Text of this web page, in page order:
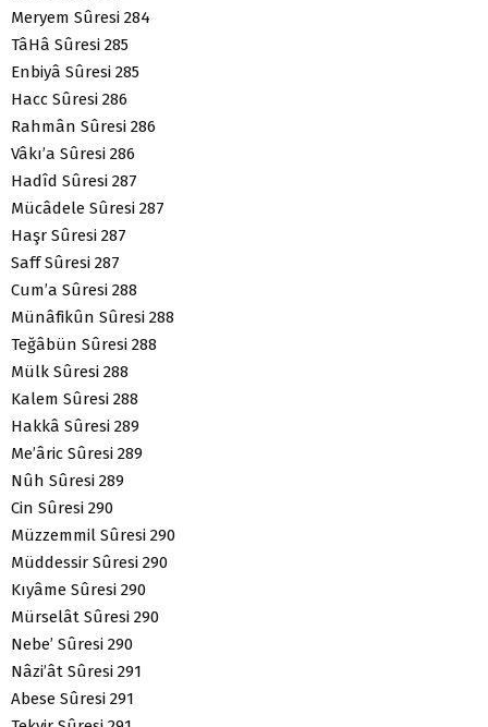
Meryem Sûresi 284
TâHâ Sûresi 285
Enbiyâ Sûresi 285
Hacc Sûresi 286
Rahmân Sûresi 286
Vâkı’a Sûresi 286
Hadîd Sûresi 287
Mücâdele Sûresi 287
Haşr Sûresi 287
Saff Sûresi 287
Cum’a Sûresi 288
Münâfikûn Sûresi 288
Teğâbün Sûresi 288
Mülk Sûresi 288
Kalem Sûresi 288
Hakkâ Sûresi 289
Me’âric Sûresi 289
Nûh Sûresi 289
Cin Sûresi 290
Müzzemmil Sûresi 290
Müddessir Sûresi 290
Kıyâme Sûresi 290
Mürselât Sûresi 290
Nebe’ Sûresi 290
Nâzi’ât Sûresi 291
Abese Sûresi 291